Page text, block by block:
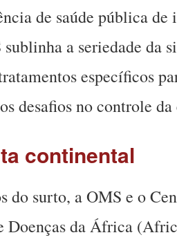
de saúde pública de
a seriedade da
específicos
desafios no controle
continental
do surto, a OMS e o
Doenças da África